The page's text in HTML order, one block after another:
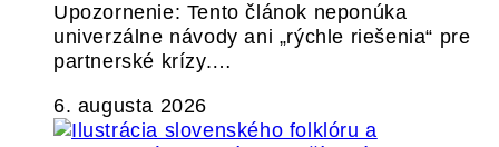
Upozornenie: Tento článok neponúka
univerzálne návody ani „rýchle riešenia“ pre
partnerské krízy.…
6. augusta 2026